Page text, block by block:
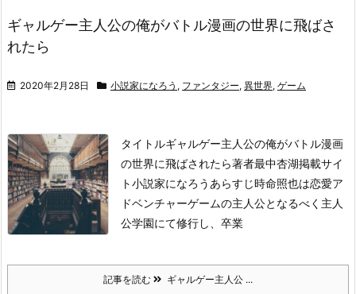
ギャルゲー主人公の俺がバトル漫画の世界に飛ばさ
れたら
2020年2月28日 小説家になろう , ファンタジー, 異世界, ゲーム
タイトルギャルゲー主人公の俺がバトル漫画
の世界に飛ばされたら著者最中杏湖掲載サイ
ト小説家になろう あらすじ時命照也は恋愛ア
ドベンチャーゲームの主人公となるべく主人
公学園にて修行し、卒業
記事を読む ギャルゲー主人公 ...